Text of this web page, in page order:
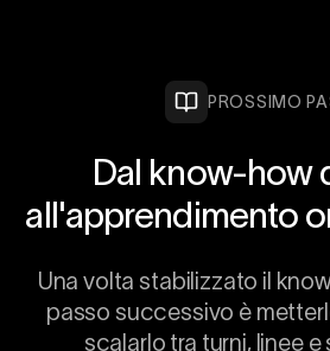
PROSSIMO
Dal know-how
all'apprendimento
Una volta stabilizzato il
passo successivo è
scalarlo tra turni, linee e